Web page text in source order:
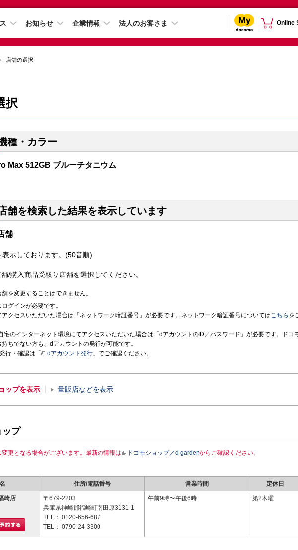
お知らせ 企業情報 法人のお客さま Online
店舗の選択
択
種・カラー
Max 512GB ブルーチタニウム
舗を検索した結果を表示しています
舗
表示しております。(50音順)
/購入商品受取り店舗を選択してください。
を変更することはできません。
グインが必要です。
アクセスいただいた場合は「ネットワーク暗証番号」が必要です。ネットワーク暗証番号についてはこちら を
宅のインターネット環境にてアクセスいただいた場合は「dアカウントのID／パスワード」が必要です。ドコ
ちでない方も、dアカウントの発行が可能です。
行・確認は「
dアカウント発行 」でご確認ください。
ップを表示 量販店などを表示
ップ
更となる場合がございます。最新の情報は ドコモショップ／d gardenからご確認ください。
住所/電話番号 営業時間 定休日
崎店
〒679-2203
兵庫県神崎郡福崎町南田原3131-1
TEL： 0120-656-687
TEL： 0790-24-3300
午前9時〜午後6時 第2木曜